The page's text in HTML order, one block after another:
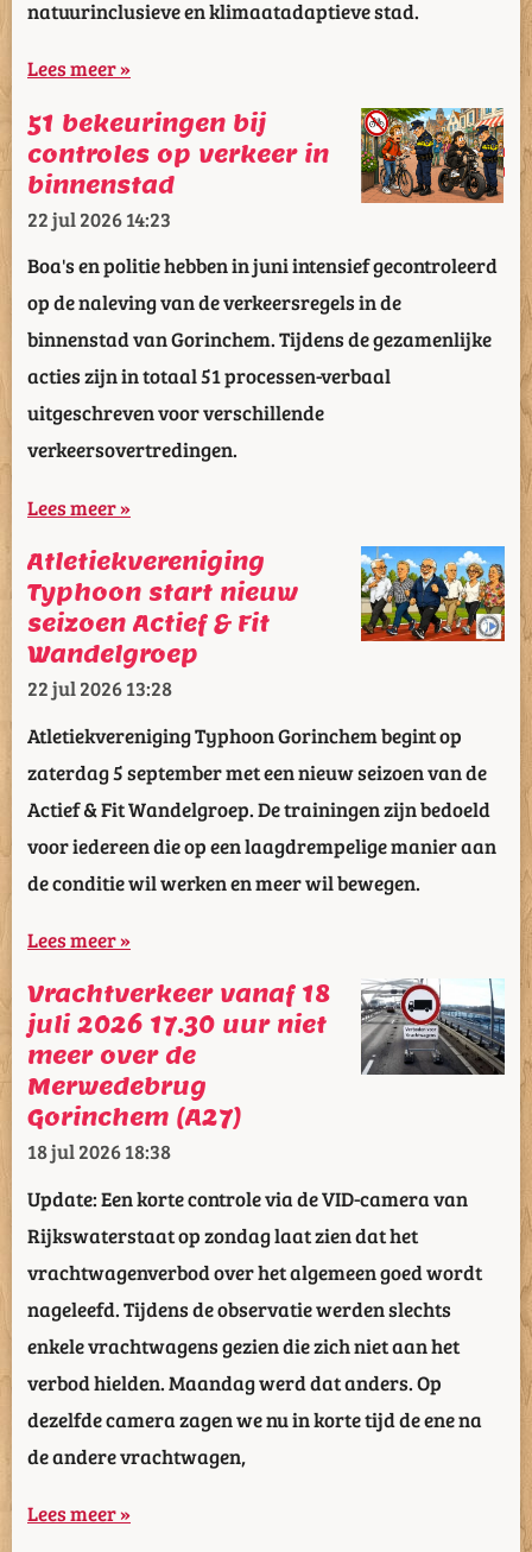
natuurinclusieve en klimaatadaptieve stad.
Lees meer »
51 bekeuringen bij
controles op verkeer in
binnenstad
22 jul 202614:23
Boa's en politie hebben in juni intensief gecontroleerd
op de naleving van de verkeersregels in de
binnenstad van Gorinchem. Tijdens de gezamenlijke
acties zijn in totaal 51 processen-verbaal
uitgeschreven voor verschillende
verkeersovertredingen.
Lees meer »
Atletiekvereniging
Typhoon start nieuw
seizoen Actief & Fit
Wandelgroep
22 jul 202613:28
Atletiekvereniging Typhoon Gorinchem begint op
zaterdag 5 september met een nieuw seizoen van de
Actief & Fit Wandelgroep. De trainingen zijn bedoeld
voor iedereen die op een laagdrempelige manier aan
de conditie wil werken en meer wil bewegen.
Lees meer »
Vrachtverkeer vanaf 18
juli 2026 17.30 uur niet
meer over de
Merwedebrug
Gorinchem (A27)
18 jul 202618:38
Update: Een korte controle via de VID-camera van
Rijkswaterstaat op zondag laat zien dat het
vrachtwagenverbod over het algemeen goed wordt
nageleefd. Tijdens de observatie werden slechts
enkele vrachtwagens gezien die zich niet aan het
verbod hielden. Maandag werd dat anders. Op
dezelfde camera zagen we nu in korte tijd de ene na
de andere vrachtwagen,
Lees meer »